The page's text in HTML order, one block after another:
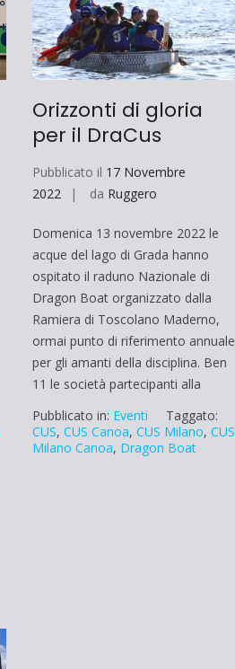
Orizzonti di gloria
per il DraCus
Pubblicato il 17 Novembre
2022
da Ruggero
Domenica 13 novembre 2022 le
acque del lago di Grada hanno
ospitato il raduno Nazionale di
Dragon Boat organizzato dalla
Ramiera di Toscolano Maderno,
ormai punto di riferimento annuale
per gli amanti della disciplina. Ben
11 le società partecipanti alla
Pubblicato in: Eventi
Taggato:
CUS,CUS Canoa,CUS Milano,CUS
Milano Canoa, Dragon Boat